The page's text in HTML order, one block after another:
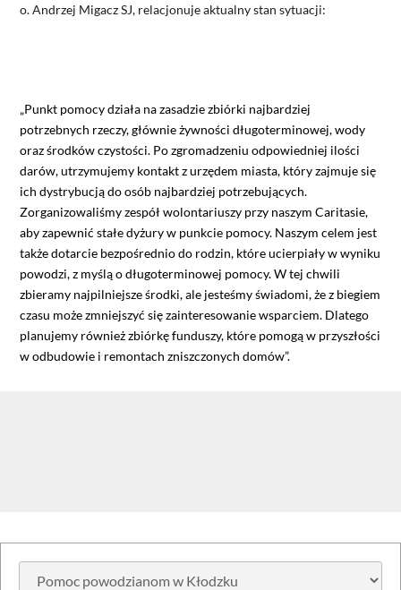
o. Andrzej Migacz SJ, relacjonuje aktualny stan sytuacji:
„Punkt pomocy działa na zasadzie zbiórki najbardziej
potrzebnych rzeczy, głównie żywności długoterminowej, wody
oraz środków czystości. Po zgromadzeniu odpowiedniej ilości
darów, utrzymujemy kontakt z urzędem miasta, który zajmuje się
ich dystrybucją do osób najbardziej potrzebujących.
Zorganizowaliśmy zespół wolontariuszy przy naszym Caritasie,
aby zapewnić stałe dyżury w punkcie pomocy. Naszym celem jest
także dotarcie bezpośrednio do rodzin, które ucierpiały w wyniku
powodzi, z myślą o długoterminowej pomocy. W tej chwili
zbieramy najpilniejsze środki, ale jesteśmy świadomi, że z biegiem
czasu może zmniejszyć się zainteresowanie wsparciem. Dlatego
planujemy również zbiórkę funduszy, które pomogą w przyszłości
w odbudowie i remontach zniszczonych domów”.